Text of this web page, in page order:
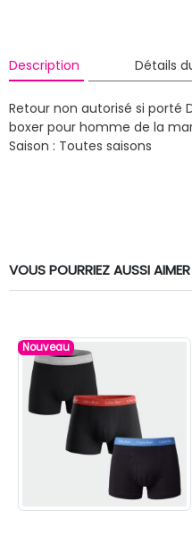
Description Détails
Retour non autorisé si porté
boxer pour homme de la
Saison : Toutes saisons
VOUS POURRIEZ AUSSI AIMER
Nouveau